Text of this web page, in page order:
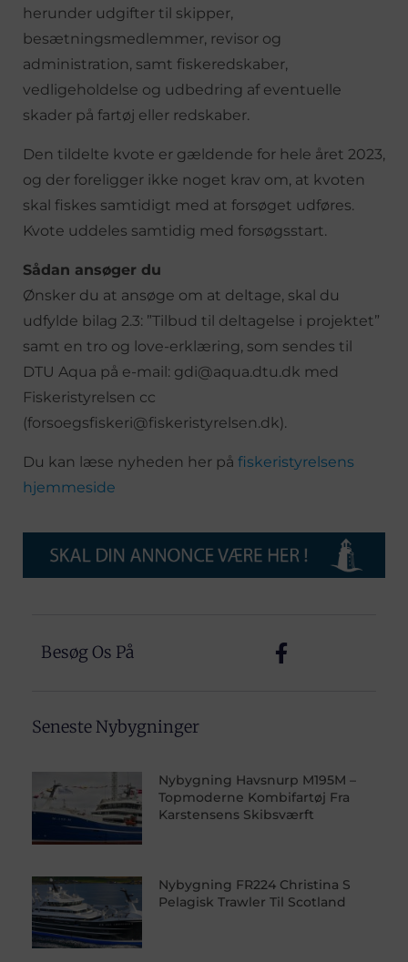
herunder udgifter til skipper,
besætningsmedlemmer, revisor og
administration, samt fiskeredskaber,
vedligeholdelse og udbedring af eventuelle
skader på fartøj eller redskaber.
Den tildelte kvote er gældende for hele året 2023,
og der foreligger ikke noget krav om, at kvoten
skal fiskes samtidigt med at forsøget udføres.
Kvote uddeles samtidig med forsøgsstart.
Sådan ansøger du
Ønsker du at ansøge om at deltage, skal du
udfylde bilag 2.3: ”Tilbud til deltagelse i projektet”
samt en tro og love-erklæring, som sendes til
DTU Aqua på e-mail: gdi@aqua.dtu.dk med
Fiskeristyrelsen cc
(forsoegsfiskeri@fiskeristyrelsen.dk).
Du kan læse nyheden her på fiskeristyrelsens
hjemmeside
Besøg Os På
Seneste Nybygninger
Nybygning Havsnurp M195M –
Topmoderne Kombifartøj Fra
Karstensens Skibsværft
Nybygning FR224 Christina S
Pelagisk Trawler Til Scotland